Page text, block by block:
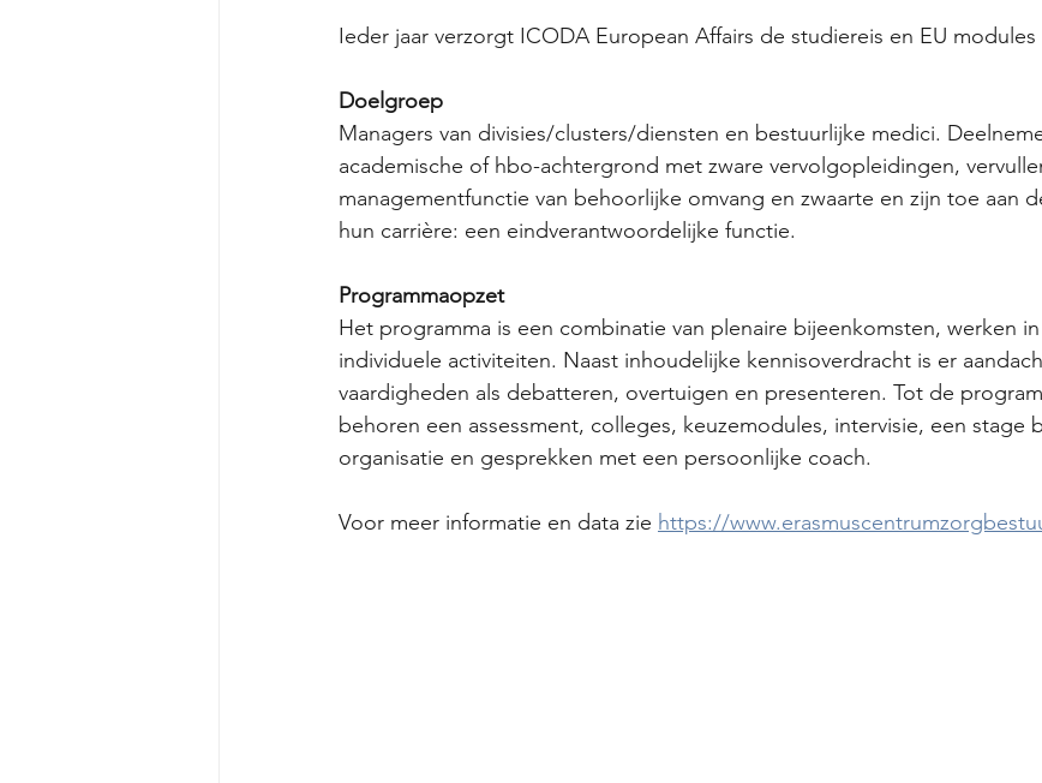
Ieder jaar verzorgt ICODA European Affairs de studiereis en EU modules
Doelgroep
Managers van divisies/clusters/diensten en bestuurlijke medici.
academische of hbo-achtergrond met zware vervolgopleidingen,
managementfunctie van behoorlijke omvang en zwaarte en zijn toe aan
hun carrière: een eindverantwoordelijke functie.
Programmaopzet
Het programma is een combinatie van plenaire bijeenkomsten, werken
individuele activiteiten. Naast inhoudelijke kennisoverdracht is er
vaardigheden als debatteren, overtuigen en presenteren. Tot de
behoren een assessment, colleges, keuzemodules, intervisie, een stage
organisatie en gesprekken met een persoonlijke coach.
Voor meer informatie en data zie https://